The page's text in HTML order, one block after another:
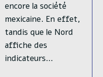
encore la société
mexicaine. En effet,
tandis que le Nord
affiche des
indicateurs…